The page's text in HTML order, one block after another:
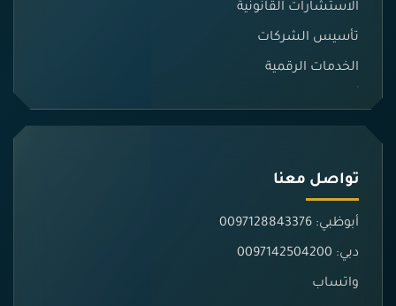
الاستشارات القانونية
تأسيس الشركات
الخدمات الرقمية
تواصل معنا
أبوظبي: 0097128843376
دبي: 0097142504200
واتساب